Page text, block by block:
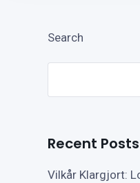
Search
Recent Posts
Vilkår Klargjort: